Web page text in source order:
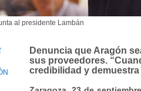
al presidente Lambán
Denuncia que Aragón
sus proveedores.
credibilidad y